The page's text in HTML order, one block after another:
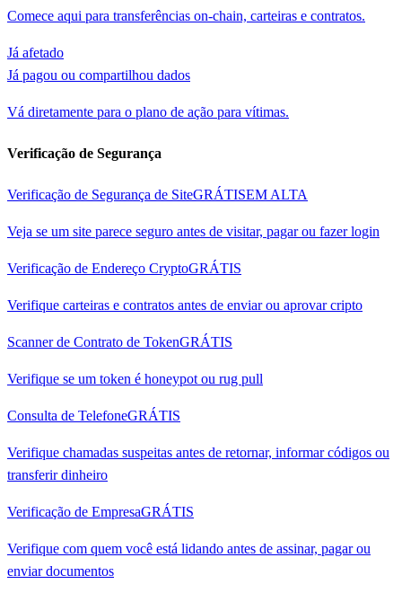
Comece aqui para transferências on-chain, carteiras e contratos.
Já afetado
Já pagou ou compartilhou dados
Vá diretamente para o plano de ação para vítimas.
Verificação de Segurança
Verificação de Segurança de SiteGRÁTISEM ALTA
Veja se um site parece seguro antes de visitar, pagar ou fazer login
Verificação de Endereço CryptoGRÁTIS
Verifique carteiras e contratos antes de enviar ou aprovar cripto
Scanner de Contrato de TokenGRÁTIS
Verifique se um token é honeypot ou rug pull
Consulta de TelefoneGRÁTIS
Verifique chamadas suspeitas antes de retornar, informar códigos ou
transferir dinheiro
Verificação de EmpresaGRÁTIS
Verifique com quem você está lidando antes de assinar, pagar ou
enviar documentos